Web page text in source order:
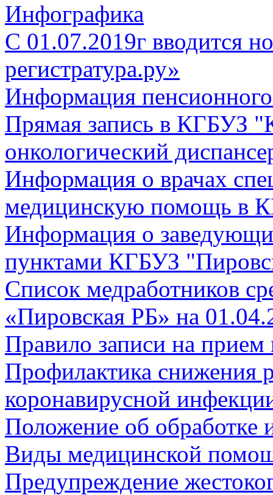
Инфографика
С 01.07.2019г вводится
регистратура.ру»
Информация
Прямая запись в КГБУЗ
онкологический
Информация о врачах
медицинскую помощь в
Информация о
пунктами КГБУЗ
Список медработников
«Пировская РБ» на
Правило записи на прием
Профилактика снижения
коронавирусной
Положение об обработке
Виды медицинской
Предупреждение